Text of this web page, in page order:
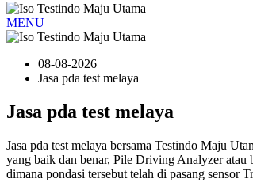
MENU
08-08-2026
Jasa pda test melaya
Jasa pda test melaya
Jasa pda test melaya bersama Testindo Maju
yang baik dan benar, Pile Driving Analyzer atau
dimana pondasi tersebut telah di pasang sensor